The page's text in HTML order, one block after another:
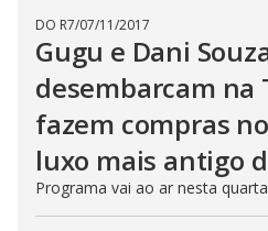
DO R7/07/11/2017
Gugu e Dani
desembarcam na
fazem compras
luxo mais antigo
Programa vai ao ar nesta